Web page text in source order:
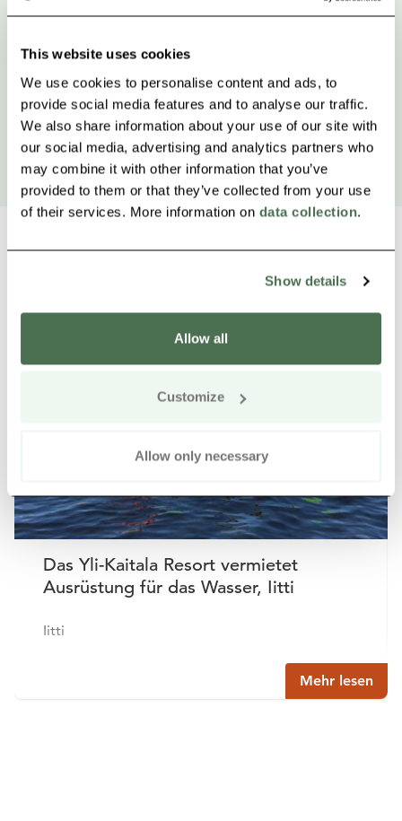
This website uses cookies
We use cookies to personalise content and ads, to
provide social media features and to analyse our traffic.
We also share information about your use of our site with
our social media, advertising and analytics partners who
may combine it with other information that you’ve
provided to them or that they’ve collected from your use
of their services. More information on data collection.
Show details
Allow all
Customize
Allow only necessary
Das Yli-Kaitala Resort vermietet
Ausrüstung für das Wasser, Iitti
Iitti
Mehr lesen